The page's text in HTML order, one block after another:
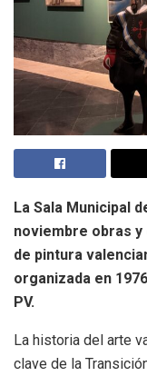
La Sala Municipal
noviembre obras y
de pintura
organizada en
PV.
La historia del arte
clave de la